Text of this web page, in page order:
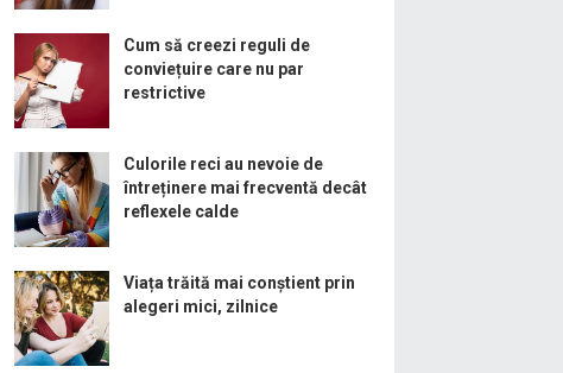
Cum să creezi reguli de
conviețuire care nu par
restrictive
Culorile reci au nevoie de
întreținere mai frecventă decât
reflexele calde
Viața trăită mai conștient prin
alegeri mici, zilnice